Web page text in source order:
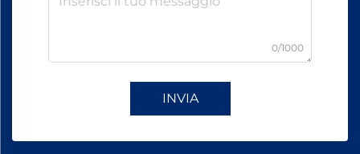
0/1000
INVIA